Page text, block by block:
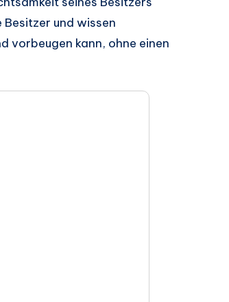
und wissen
vorbeugen kann, ohne einen